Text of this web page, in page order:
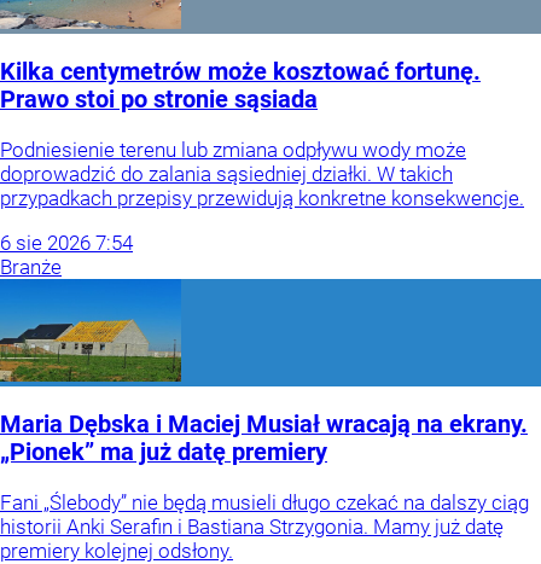
Kilka centymetrów może kosztować fortunę.
Prawo stoi po stronie sąsiada
Podniesienie terenu lub zmiana odpływu wody może
doprowadzić do zalania sąsiedniej działki. W takich
przypadkach przepisy przewidują konkretne konsekwencje.
6 sie 2026 7:54
Branże
Maria Dębska i Maciej Musiał wracają na ekrany.
„Pionek” ma już datę premiery
Fani „Ślebody” nie będą musieli długo czekać na dalszy ciąg
historii Anki Serafin i Bastiana Strzygonia. Mamy już datę
premiery kolejnej odsłony.